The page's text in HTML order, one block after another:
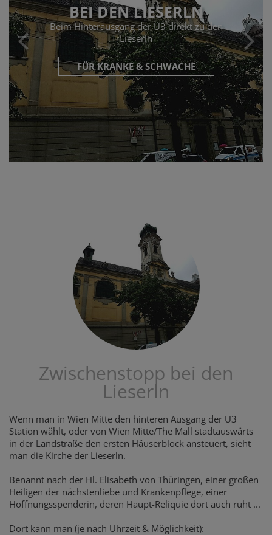
BEI DEN LIESERLN
Beim Hinterausgang der U3 direkt zu den
Lieserln
FÜR KRANKE & SCHWACHE
Zwischenstopp bei den
Lieserln
Wenn man in Wien Mitte den hinteren Ausgang der U3
Station wählt, oder von Wien Mitte/The Mall stadtauswärts
in der Landstraße den ersten Häuserblock ansteuert, sieht
man die Kirche der Lieserln.
Benannt nach der Hl. Elisabeth von Thüringen, einer großen
Heiligen der nächstenliebe und Krankenpflege, einer
Hoffnungsspenderin, deren Haupt-Reliquie dort auch ruht ...
Dort kann man (je nach Uhrzeit & Möglichkeit):